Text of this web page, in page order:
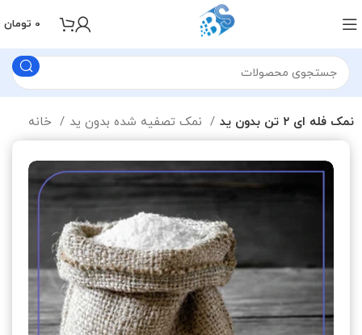
0 تومان
نمک فله ای ۲ تن بدون ید